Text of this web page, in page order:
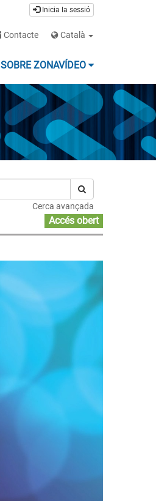
Inicia la sessió
Contacte Català
SOBRE ZONAVÍDEO
Cerca avançada
Accés obert